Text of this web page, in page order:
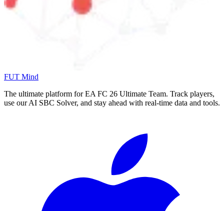
FUT Mind
The ultimate platform for EA FC 26 Ultimate Team. Track players,
use our AI SBC Solver, and stay ahead with real-time data and tools.